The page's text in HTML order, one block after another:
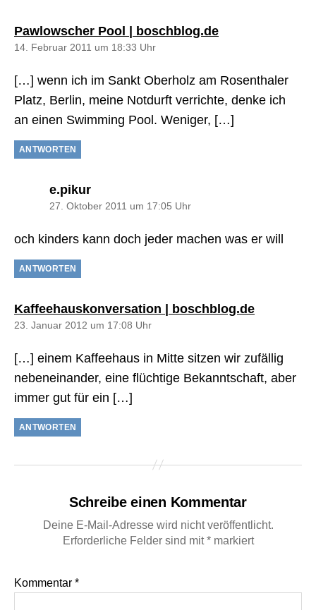
Pawlowscher Pool | boschblog.desagt:
14. Februar 2011 um 18:33 Uhr
[…] wenn ich im Sankt Oberholz am Rosenthaler
Platz, Berlin, meine Notdurft verrichte, denke ich
an einen Swimming Pool. Weniger, […]
ANTWORTEN
e.pikursagt:
27. Oktober 2011 um 17:05 Uhr
och kinders kann doch jeder machen was er will
ANTWORTEN
Kaffeehauskonversation | boschblog.desagt:
23. Januar 2012 um 17:08 Uhr
[…] einem Kaffeehaus in Mitte sitzen wir zufällig
nebeneinander, eine flüchtige Bekanntschaft, aber
immer gut für ein […]
ANTWORTEN
Schreibe einen Kommentar
Deine E-Mail-Adresse wird nicht veröffentlicht.
Erforderliche Felder sind mit*markiert
Kommentar *